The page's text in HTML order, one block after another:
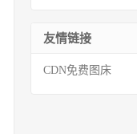
友情链接
CDN免费图床